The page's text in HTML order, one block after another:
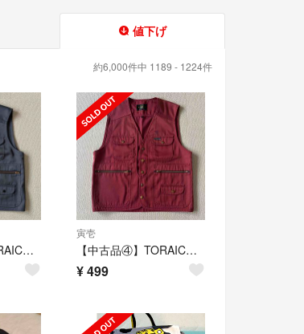
値下げ
約6,000件中 1189 - 1224件
【中古品②】TORAICHI 寅壱 スーパー制電 ベストL 作業着
寅壱
【中古品④】TORAICHI 寅壱 スーパー制電 ベストL 作業着
¥499